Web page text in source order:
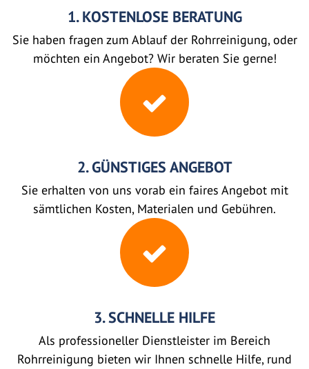
1. KOSTENLOSE BERATUNG
Sie haben fragen zum Ablauf der Rohrreinigung, oder
möchten ein Angebot? Wir beraten Sie gerne!
2. GÜNSTIGES ANGEBOT
Sie erhalten von uns vorab ein faires Angebot mit
sämtlichen Kosten, Materialen und Gebühren.
3. SCHNELLE HILFE
Als professioneller Dienstleister im Bereich
Rohrreinigung bieten wir Ihnen schnelle Hilfe, rund